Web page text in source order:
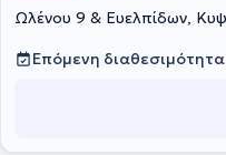
μετεκπαίδευση (fellowship)
Ελβετία, στη Χειρουργική
Ποδός.Διαθέτει διεθνείς
ερευνητικά προγράμματα.
Ορθοπαιδικής και
Ωλένου 9 & Ευελπίδων,
Επόμενη διαθεσιμότητα